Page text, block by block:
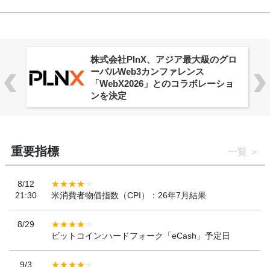
株式会社PlnX、アジア最大級のグロ
ーバルWeb3カンファレンス
「WebX2026」とのコラボレーショ
ンを決定
重要指標 一覧
8/12
21:30
米消費者物価指数（CPI）：26年7月結果
8/29
ビットコイン:ハードフォーク「eCash」予定日
9/3